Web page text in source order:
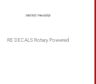
RE DECALS Rotary Powered